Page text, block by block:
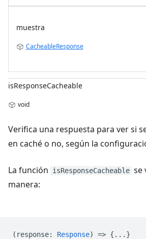
muestra
CacheableResponse
isResponseCacheable
void
Verifica una respuesta para ver si
en caché o no, según la
La función isResponseCacheable se
manera:
( response: Response) => {...}